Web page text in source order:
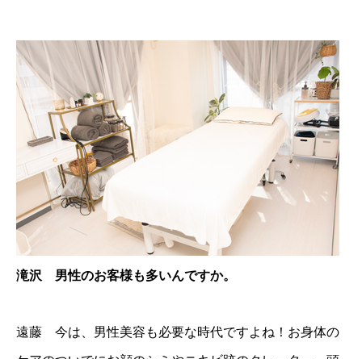
滝沢 男性のお客様も多いんですか。
遠藤 今は、男性美容も必要な時代ですよね！お身体の